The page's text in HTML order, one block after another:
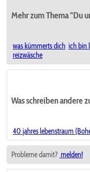
Mehr zum Thema "Du
was kümmerts dich ich bin
reizwäsche
Was schreiben andere
40 jahres lebenstraum
Probleme damit? melden!